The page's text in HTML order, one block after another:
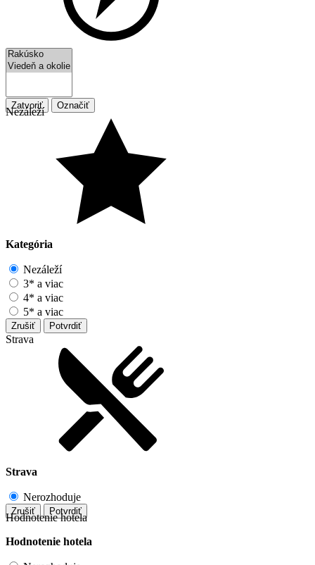
Zatvoriť Označiť
Nezáleží
Kategória
Nezáleží
3* a viac
4* a viac
5* a viac
Zrušiť Potvrdiť
Strava
Strava
Nerozhoduje
Zrušiť Potvrdiť
Hodnotenie hotela
Hodnotenie hotela